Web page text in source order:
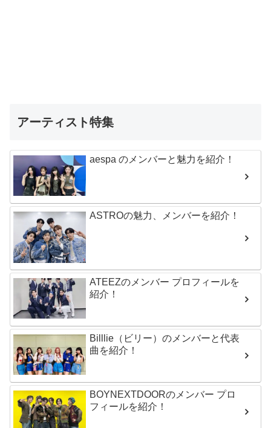
アーティスト特集
aespa のメンバーと魅力を紹介！
ASTROの魅力、メンバーを紹介！
ATEEZのメンバー プロフィールを
紹介！
Billlie（ビリー）のメンバーと代表
曲を紹介！
BOYNEXTDOORのメンバー プロ
フィールを紹介！